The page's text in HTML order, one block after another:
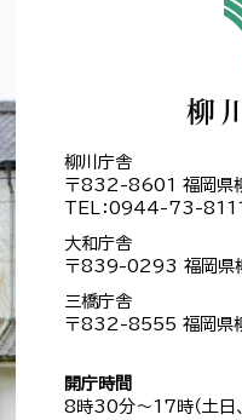
柳川庁舎
〒832-8601 福岡県
TEL：0944-73-
大和庁舎
〒839-0293 福岡県
三橋庁舎
〒832-8555 福岡県
開庁時間
8時30分～17時（土日